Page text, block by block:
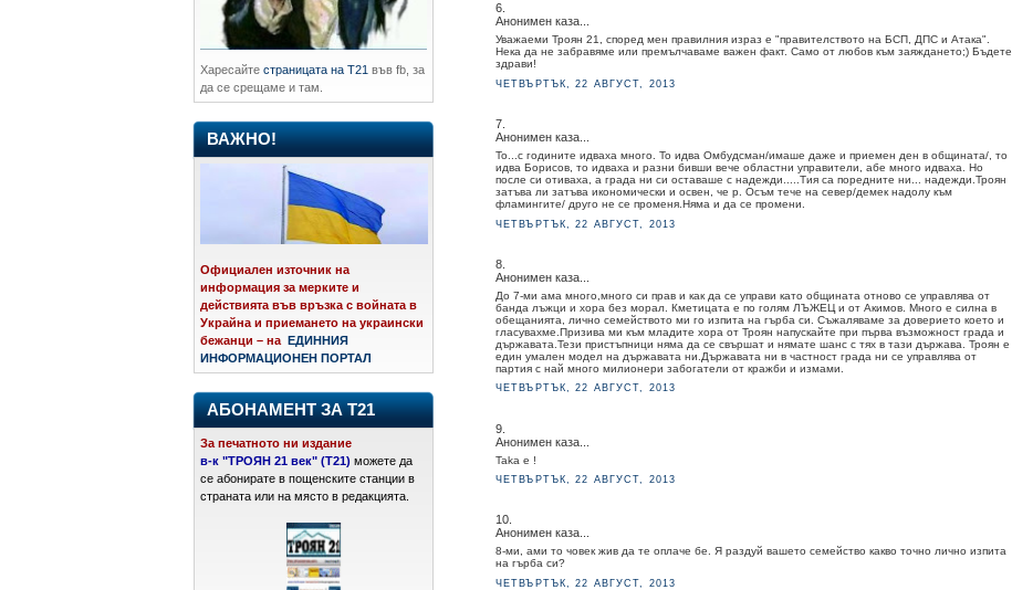
Харесайте страницата на Т21 във fb, за
да се срещаме и там.
ВАЖНО!
Официален източник на
информация за мерките и
действията във връзка с войната в
Украйна и приемането на украински
бежанци – на
ЕДИННИЯ
ИНФОРМАЦИОНЕН ПОРТАЛ
АБОНАМЕНТ ЗА Т21
За печатното ни издание
в-к "ТРОЯН 21 век" (Т21) можете да
се абонирате в пощенските станции в
страната или на място в редакцията.
6.
Анонимен каза...
Уважаеми Троян 21, според мен правилния израз е "правителството на БСП, ДПС и Атака".
Нека да не забравяме или премълчаваме важен факт. Само от любов към заяждането;) Бъдете
здрави!
ЧЕТВЪРТЪК, 22 АВГУСТ, 2013
7.
Анонимен каза...
То...с годините идваха много. То идва Омбудсман/имаше даже и приемен ден в общината/, то
идва Борисов, то идваха и разни бивши вече областни управители, абе много идваха. Но
после си отиваха, а града ни си оставаше с надежди.....Тия са поредните ни... надежди.Троян
затъва ли затъва икономически и освен, че р. Осъм тече на север/демек надолу към
фламингите/ друго не се променя.Няма и да се промени.
ЧЕТВЪРТЪК, 22 АВГУСТ, 2013
8.
Анонимен каза...
До 7-ми ама много,много си прав и как да се управи като общината отново се управлява от
банда лъжци и хора без морал. Кметицата е по голям ЛЪЖЕЦ и от Акимов. Много е силна в
обещанията, лично семейството ми го изпита на гърба си. Съжаляваме за доверието което и
гласувахме.Призива ми към младите хора от Троян напускайте при първа възможност града и
държавата.Тези пристъпници няма да се свършат и нямате шанс с тях в тази държава. Троян е
един умален модел на държавата ни.Държавата ни в частност града ни се управлява от
партия с най много милионери забогатели от кражби и измами.
ЧЕТВЪРТЪК, 22 АВГУСТ, 2013
9.
Анонимен каза...
Taka e !
ЧЕТВЪРТЪК, 22 АВГУСТ, 2013
10.
Анонимен каза...
8-ми, ами то човек жив да те оплаче бе. Я раздуй вашето семейство какво точно лично изпита
на гърба си?
ЧЕТВЪРТЪК, 22 АВГУСТ, 2013